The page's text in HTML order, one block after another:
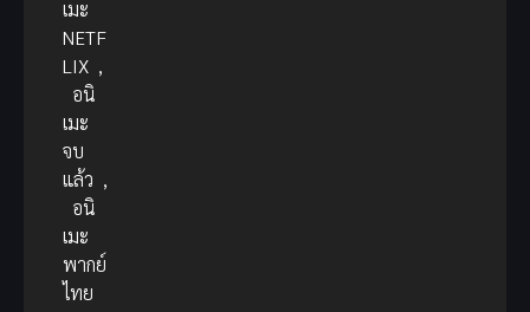
เมะ
NETF
LIX ,
อนิ
เมะ
จบ
แล้ว ,
อนิ
เมะ
พากย์
ไทย